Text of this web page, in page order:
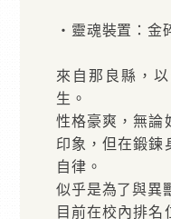
・靈魂裝置：金
來自那良縣，
生。
性格豪爽，無論
印象，但在鍛鍊
自律。
似乎是為了與異
目前在校內排名